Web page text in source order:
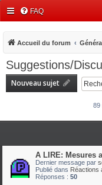
FAQ
Accueil du forum
Suggestions/
Nouveau sujet
89
A LIRE: Mesures
Dernier message par
Publié dans Réactions
Réponses : 50